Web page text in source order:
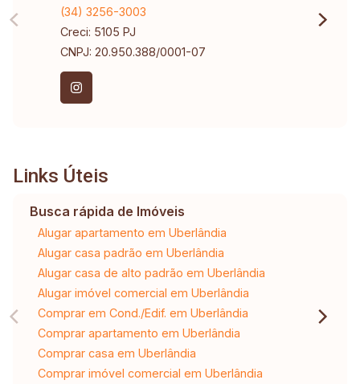
(34) 3256-3003
Creci: 5105 PJ
CNPJ: 20.950.388/0001-07
Links Úteis
Busca rápida de Imóveis
Alugar apartamento em Uberlândia
Alugar casa padrão em Uberlândia
Alugar casa de alto padrão em Uberlândia
Alugar imóvel comercial em Uberlândia
Comprar em Cond./Edif. em Uberlândia
Comprar apartamento em Uberlândia
Comprar casa em Uberlândia
Comprar imóvel comercial em Uberlândia